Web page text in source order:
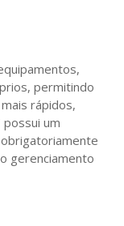
permitindo
rápidos,
possui um
gerenciamento